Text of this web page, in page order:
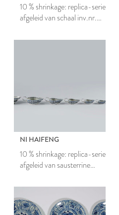
10 % shrinkage: replica-serie
afgeleid van schaal inv.nr.
NI HAIFENG
10 % shrinkage: replica-serie
afgeleid van sausterrine